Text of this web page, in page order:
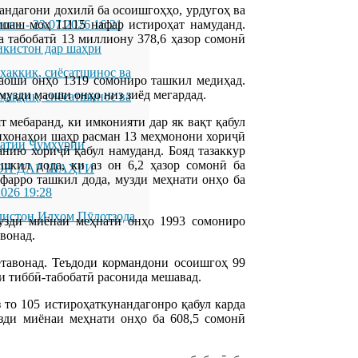
-23.07.2026 16:21
дар шаҳри
сиёсатшинос ва
сиёсатшинос ва
Ҷумҳурии
ДАР ШАҲРИ
19:28
Илҳом Пӯлотзода
дохилӣ ба осоишгоҳҳо, урдугоҳ ва
моҳ 11115 нафар истироҳат намуданд.
13 миллиону 378,6 ҳазор сомонӣ
онҳо 1319 сомониро ташкил медиҳад.
маоши онҳо низ зиёд мегардад.
ки имконияти дар як вақт қабул
шаҳр расман 13 меҳмонони хориҷӣ
хориҷӣ қабул намуданд. Бояд тазаккур
дода, ки аз он 6,2 ҳазор сомонӣ ба
ташкил дода, музди меҳнати онҳо ба
миёнаи меҳнати онҳо 1993 сомониро
Теъдоди кормандони осоишгоҳ 99
табобатӣ расонида мешавад.
қабул карда
миёнаи меҳнати онҳо ба 608,5 сомонӣ